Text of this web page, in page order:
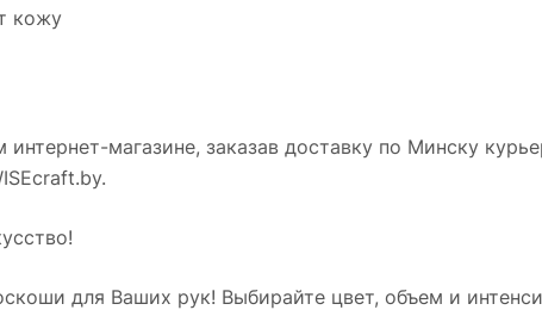
кожу
магазине, заказав доставку по Минску
для Ваших рук! Выбирайте цвет, объем и